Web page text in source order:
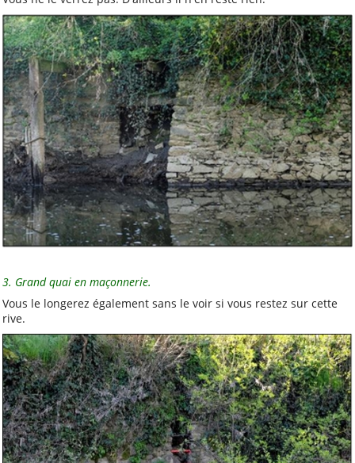
3. Grand quai en maçonnerie.
Vous le longerez également sans le voir si vous restez sur cette
rive.